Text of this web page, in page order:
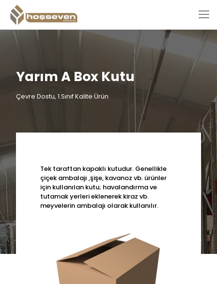
Yarım A Box Kutu
Çevre Dostu, 1.Sınıf Kalite Ürün
Tek taraftan kapaklı kutudur. Genellikle
çiçek ambalajı ,şişe, kavanoz vb. ürünler
için kullanılan kutu; havalandırma ve
tutamak yerleri eklenerek kiraz vb.
meyvelerin ambalajı olarak kullanılır.